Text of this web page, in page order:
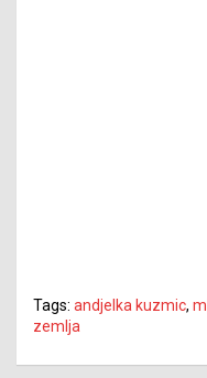
Tags: andjelka kuzmic,
zemlja